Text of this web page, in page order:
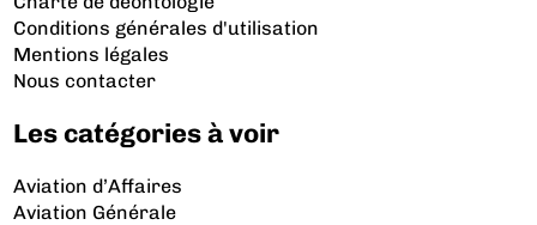
Conditions générales d'utilisation
Mentions légales
Nous contacter
Les catégories à voir
Aviation d’Affaires
Aviation Générale